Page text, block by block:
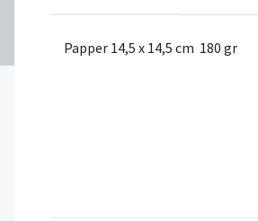
Papper 14,5 x 14,5 cm 180 gr